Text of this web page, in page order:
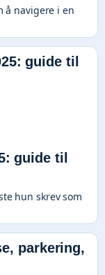
å navigere i en
guide til
hun skrev som